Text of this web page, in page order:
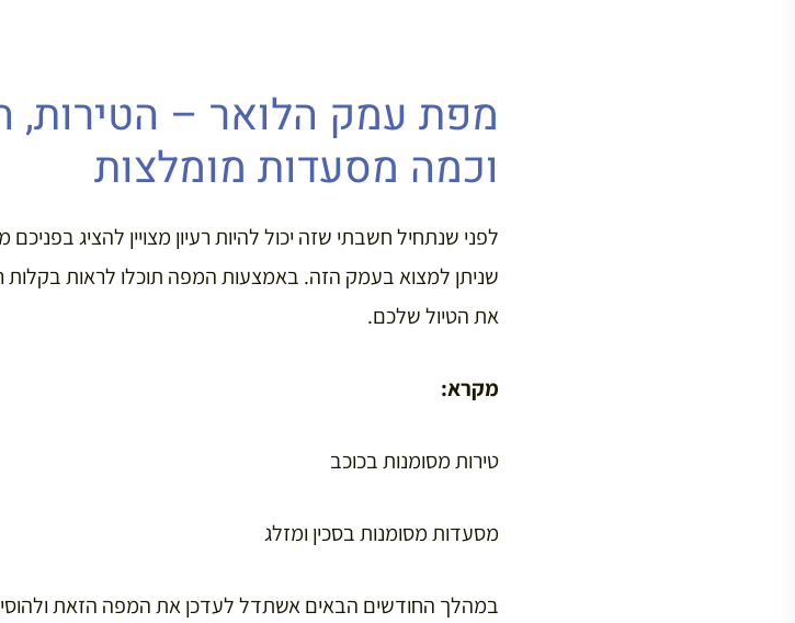
מפת עמק הלואר – הטירות,
וכמה מסעדות מומלצות
לפני שנתחיל חשבתי שזה יכול להיות רעיון מצויין להציג
שניתן למצוא בעמק הזה. באמצעות המפה תוכלו לראות בקלות
את הטיול שלכם.
מקרא:
טירות מסומנות בכוכב
מסעדות מסומנות בסכין ומזלג
במהלך החודשים הבאים אשתדל לעדכן את המפה הזאת